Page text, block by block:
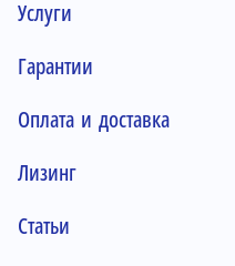
Услуги
Гарантии
Оплата и доставка
Лизинг
Статьи